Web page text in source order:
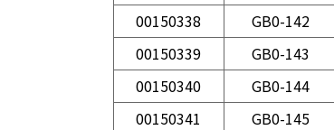
00150338
GB0-142
00150339
GB0-143
00150340
GB0-144
00150341
GB0-145